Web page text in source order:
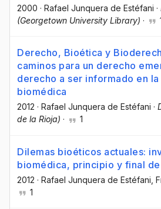
2000 · Rafael Junquera de Estéfani ·
(Georgetown University Library) ·
Derecho, Bioética y
caminos para un derecho
derecho a ser informado en
biomédica
2012 · Rafael Junquera de Estéfani ·
de la Rioja) · 1
Dilemas bioéticos actuales:
biomédica, principio y final
2012 · Rafael Junquera de Estéfani ,
1